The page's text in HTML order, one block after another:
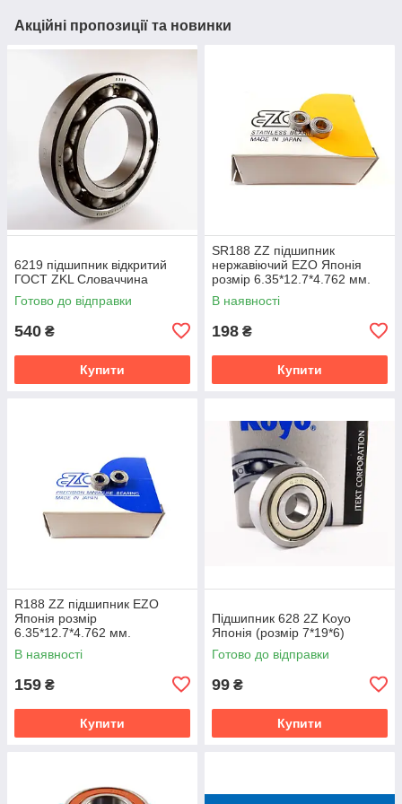
Акційні пропозиції та новинки
6219 підшипник відкритий
ГОСТ ZKL Словаччина
Готово до відправки
540 ₴
Купити
SR188 ZZ підшипник
нержавіючий EZO Японія
розмір 6.35*12.7*4.762 мм.
В наявності
198 ₴
Купити
R188 ZZ підшипник EZO
Японія розмір
6.35*12.7*4.762 мм.
В наявності
159 ₴
Купити
Підшипник 628 2Z Koyo
Японія (розмір 7*19*6)
Готово до відправки
99 ₴
Купити